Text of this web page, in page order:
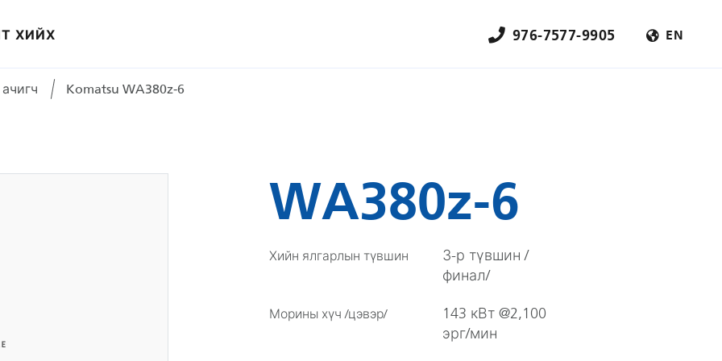
ХИЙХ 976-7577-9905 EN
Komatsu WA380z-6
WA380z-6
Хийн ялгарлын түвшин
З-р түвшин /
финал/
Морины хүч /цэвэр/
143 кВт @2,100
эрг/мин